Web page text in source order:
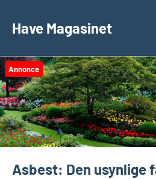
Have Magasinet
Annonce
Asbest: Den usynlige